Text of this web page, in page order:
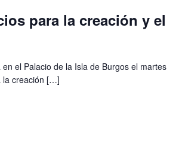
para la creación y el
el Palacio de la Isla de Burgos el martes
la creación […]